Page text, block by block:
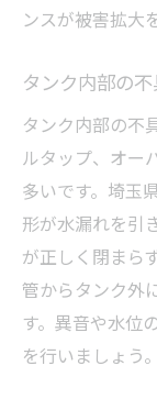
ンスが被害拡大
タンク内部の
タンク内部の不
ルタップ、オー
多いです。埼玉
形が水漏れを引
が正しく閉まら
管からタンク外
す。異音や水位
を行いましょう。